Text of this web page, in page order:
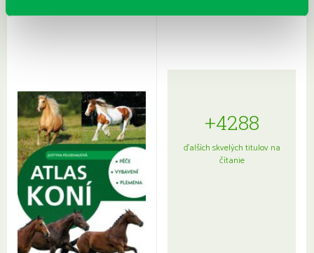
+4288
ďalších skvelých titulov na
čítanie